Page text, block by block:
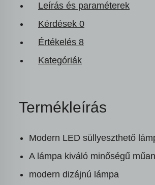
Leírás és paraméterek
Kérdések 0
Értékelés 8
Kategóriák
Termékleírás
Modern LED süllyeszthető
A lámpa kiváló minőségű
modern dizájnú lámpa